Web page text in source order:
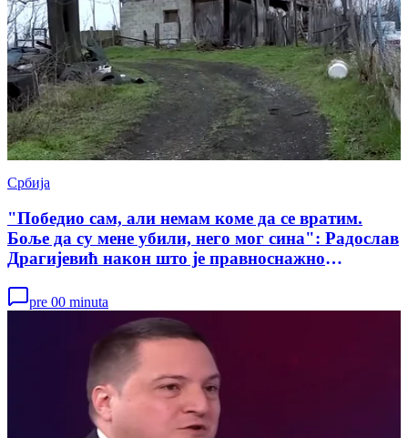
Србија
"Победио сам, али немам коме да се вратим.
Боље да су мене убили, него мог сина": Радослав
Драгијевић након што је правноснажно
pre 00 minuta